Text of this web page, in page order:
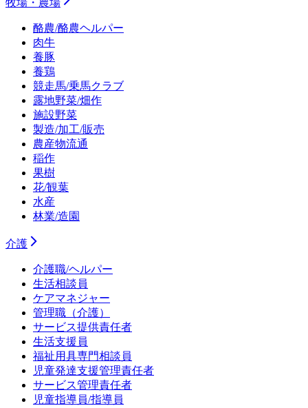
酪農/酪農ヘルパー
肉牛
養豚
養鶏
競走馬/乗馬クラブ
露地野菜/畑作
施設野菜
製造/加工/販売
農産物流通
稲作
果樹
花/観葉
水産
林業/造園
介護
介護職/ヘルパー
生活相談員
ケアマネジャー
管理職（介護）
サービス提供責任者
生活支援員
福祉用具専門相談員
児童発達支援管理責任者
サービス管理責任者
児童指導員/指導員